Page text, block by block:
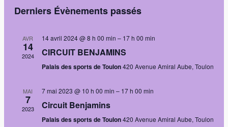
Évènements
Derniers Évènements passés
AVR
14
2024
14 avril 2024 @ 8 h 00 min – 17 h 00 min
CIRCUIT BENJAMINS
Palais des sports de Toulon420 Avenue Amiral Aube, Toulon
MAI
7
2023
7 mai 2023 @ 10 h 00 min – 17 h 00 min
Circuit Benjamins
Palais des sports de Toulon420 Avenue Amiral Aube, Toulon